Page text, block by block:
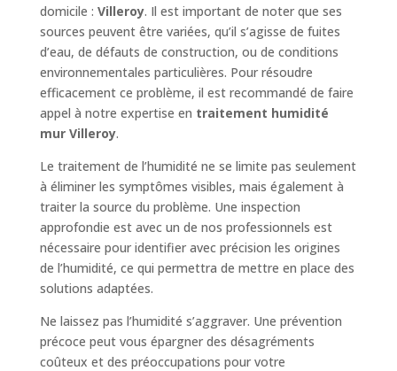
domicile : Villeroy. Il est important de noter que ses
sources peuvent être variées, qu’il s’agisse de fuites
d’eau, de défauts de construction, ou de conditions
environnementales particulières. Pour résoudre
efficacement ce problème, il est recommandé de faire
appel à notre expertise en traitement humidité
mur Villeroy.
Le traitement de l’humidité ne se limite pas seulement
à éliminer les symptômes visibles, mais également à
traiter la source du problème. Une inspection
approfondie est avec un de nos professionnels est
nécessaire pour identifier avec précision les origines
de l’humidité, ce qui permettra de mettre en place des
solutions adaptées.
Ne laissez pas l’humidité s’aggraver. Une prévention
précoce peut vous épargner des désagréments
coûteux et des préoccupations pour votre